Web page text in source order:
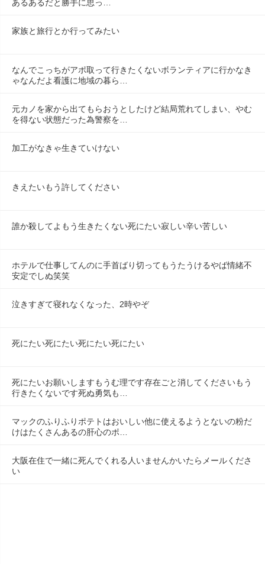
あるあるだと勝手に思っ…
家族と旅行とか行ってみたい
なんでこっちがアポ取って行きたくないボランティアに行かなき
ゃなんだよ看護に地域の暮ら…
元カノを家から出てもらおうとしたけど結局荒れてしまい、やむ
を得ない状態だった為警察を…
加工がなきゃ生きていけない
きえたいもう許してください
誰か殺してよもう生きたくない死にたい寂しい辛い苦しい
ホテルで仕事してんのに手首ばり切ってもうたうけるやば情緒不
安定でしぬ笑笑
泣きすぎて寝れなくなった、2時やぞ
死にたい死にたい死にたい死にたい
死にたいお願いしますもうむ理です存在ごと消してくださいもう
行きたくないです死ぬ勇気も…
マックのふりふりポテトはおいしい他に使えるようとないの粉だ
けはたくさんあるの肝心のポ…
大阪在住で一緒に死んでくれる人いませんかいたらメールくださ
い